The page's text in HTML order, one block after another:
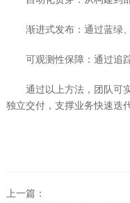
渐进式发布：通过蓝绿
可观测性保障：通过追
通过以上方法，团队可
独立交付，支撑业务快速迭
上一篇：